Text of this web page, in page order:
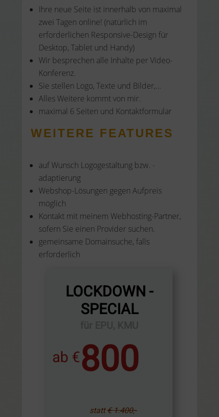
Ihre neue Seite ist innerhalb von maximal
zwei Tagen online! (natürlich im
erforderlichen Responsive-Design für
Desktop, Tablet und Handy)
Wir besprechen alle Inhalte per Video-
Konferenz.
Sie stellen Logo, Texte und Bilder,…
Alles Weitere kommt von mir.
maximal 6 Seiten und Kontaktformular
WEITERE FEATURES
auf Wunsch Logogestaltung bzw. -
adaptierung
Webshop-Lösungen gegen Aufpreis
möglich
Kontakt mit meinem Webhosting-Partner,
sofern Sie einen Provider suchen.
gemeinsame Domainsuche, falls
erforderlich
LOCKDOWN -
SPECIAL
ab €800
statt€ 1.400,-